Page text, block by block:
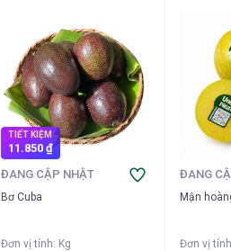
TIẾT KIỆM
11.850 ₫
ĐANG CẬP NHẬT
Bơ Cuba
Đơn vị tính: Kg
ĐANG
Mận
Đơn vị tính